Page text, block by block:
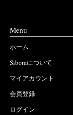
Menu
ホーム
Siboraについて
マイアカウント
会員登録
ログイン